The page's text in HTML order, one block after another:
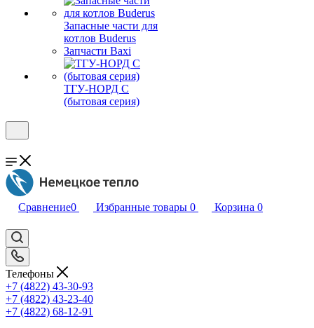
Запасные части для
котлов Buderus
Запчасти Baxi
ТГУ-НОРД С
(бытовая серия)
Сравнение0 Избранные товары 0 Корзина 0
Телефоны
+7 (4822) 43-30-93
+7 (4822) 43-23-40
+7 (4822) 68-12-91